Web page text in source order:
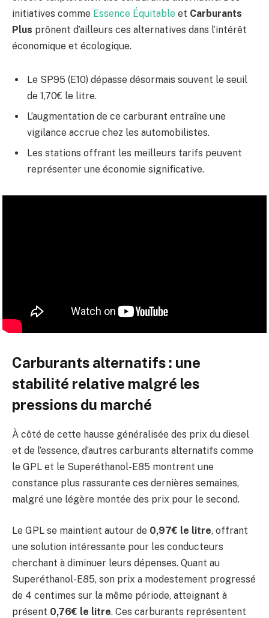
initiatives comme Essence Équitable et Carburants
Plus prônent d’ailleurs ces alternatives dans l’intérêt
économique et écologique.
Le SP95 (E10) dépasse désormais souvent le seuil
de 1,70€ le litre.
L’augmentation de ce carburant entraîne une
vigilance accrue chez les automobilistes.
Les stations offrant les meilleurs tarifs peuvent
représenter une économie significative.
Carburants alternatifs : une
stabilité relative malgré les
pressions du marché
À côté de cette hausse généralisée des prix du diesel
et de l’essence, d’autres carburants alternatifs comme
le GPL et le Superéthanol-E85 montrent une
constance plus rassurante ces dernières semaines,
malgré une légère montée des prix pour le second.
Le GPL se maintient autour de 0,97€ le litre, offrant
une solution intéressante pour les conducteurs
cherchant à diminuer leurs dépenses. Quant au
Superéthanol-E85, son prix a modestement progressé
de 4 centimes sur la même période, atteignant à
présent 0,76€ le litre. Ces carburants représentent